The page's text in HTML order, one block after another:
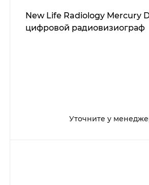
New Life Radiology Mercury
цифровой радиовизиограф
Уточните у